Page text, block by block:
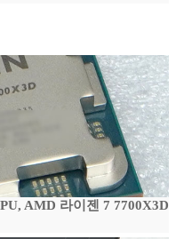
AMD 라이젠 7 7700X3D